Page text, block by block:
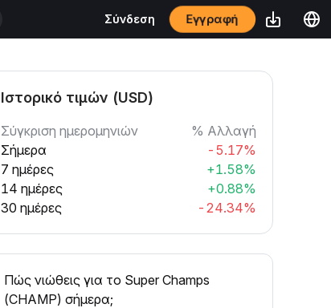
Σύνδεση Εγγραφή
Ιστορικό τιμών (USD)
Σύγκριση ημερομηνιών
% Αλλαγή
Σήμερα
-5.17%
7 ημέρες
+1.58%
14 ημέρες
+0.88%
30 ημέρες
-24.34%
Πώς νιώθεις για το Super Champs
(CHAMP) σήμερα;